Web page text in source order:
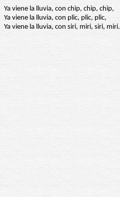
Ya viene la lluvia, con chip, chip, chip,
Ya viene la lluvia, con plic, plic, plic,
Ya viene la lluvia, con siri, miri, siri, miri.